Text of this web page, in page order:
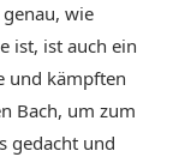
wie
ist, ist auch ein
und kämpften
Bach, um zum
gedacht und